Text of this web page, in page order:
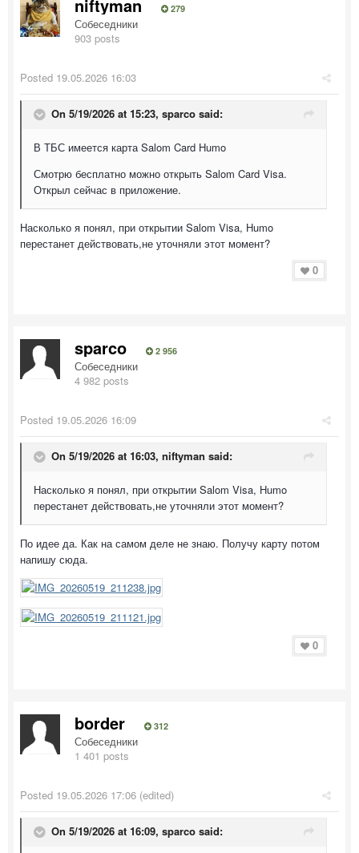
niftyman 279
Собеседники
903 posts
Posted 19.05.2026 16:03
On 5/19/2026 at 15:23, sparco said:
В ТБС имеется карта Salom Card Humo
Смотрю бесплатно можно открыть Salom Card Visa.
Открыл сейчас в приложение.
Насколько я понял, при открытии Salom Visa, Humo
перестанет действовать,не уточняли этот момент?
0
sparco 2 956
Собеседники
4 982 posts
Posted 19.05.2026 16:09
On 5/19/2026 at 16:03, niftyman said:
Насколько я понял, при открытии Salom Visa, Humo
перестанет действовать,не уточняли этот момент?
По идее да. Как на самом деле не знаю. Получу карту потом
напишу сюда.
0
border 312
Собеседники
1 401 posts
Posted 19.05.2026 17:06 (edited)
On 5/19/2026 at 16:09, sparco said: